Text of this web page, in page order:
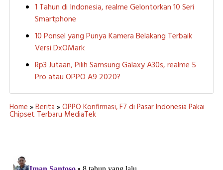
1 Tahun di Indonesia, realme Gelontorkan 10 Seri
Smartphone
10 Ponsel yang Punya Kamera Belakang Terbaik
Versi DxOMark
Rp3 Jutaan, Pilih Samsung Galaxy A30s, realme 5
Pro atau OPPO A9 2020?
Home »Berita »OPPO Konfirmasi, F7 di Pasar Indonesia Pakai
Chipset Terbaru MediaTek